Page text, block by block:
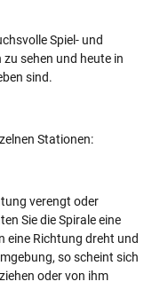
Spiel- und
sehen und heute in
sind.
Stationen:
verengt oder
Sie die Spirale eine
eine Richtung dreht und
so scheint sich
oder von ihm